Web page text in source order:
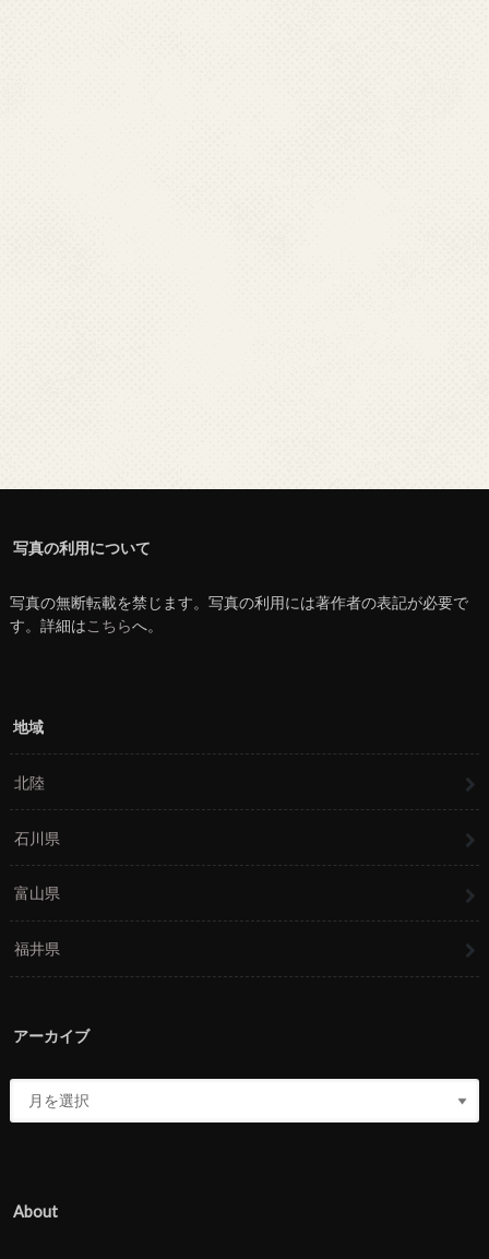
写真の利用について
写真の無断転載を禁じます。写真の利用には著作者の表記が必要で
す。詳細はこちらへ。
地域
北陸
石川県
富山県
福井県
アーカイブ
About